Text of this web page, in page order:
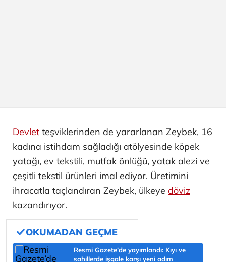
Devlet teşviklerinden de yararlanan Zeybek, 16
kadına istihdam sağladığı atölyesinde köpek
yatağı, ev tekstili, mutfak önlüğü, yatak alezi ve
çeşitli tekstil ürünleri imal ediyor. Üretimini
ihracatla taçlandıran Zeybek, ülkeye döviz
kazandırıyor.
Resmi Gazete’de yayımlandı: Kıyı ve
sahillerde işgale karşı yeni adım